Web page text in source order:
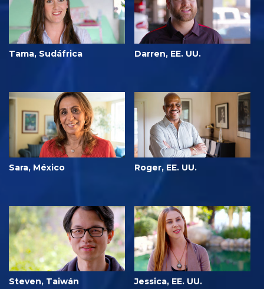
Tama, Sudáfrica Darren, EE. UU.
Sara, México Roger, EE. UU.
Steven, Taiwán Jessica, EE. UU.